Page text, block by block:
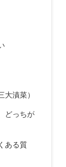
漬菜）
どっちが
ある質